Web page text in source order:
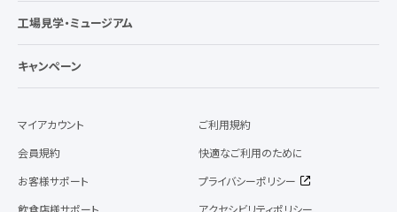
工場見学・ミュージアム
キャンペーン
マイアカウント
会員規約
お客様サポート
ご利用規約
快適なご利用のために
プライバシーポリシー